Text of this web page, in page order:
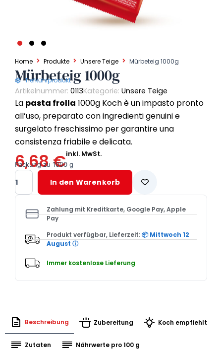
Home Produkte Unsere Teige Mürbeteig 1000g
Mürbeteig 1000g
Tiefkühlprodukt
Artikelnummer: 0113Kategorie: Unsere Teige
La pasta frolla 1000g Koch è un impasto pronto
all’uso, preparato con ingredienti genuini e
surgelato freschissimo per garantire una
consistenza friabile e delicata.
6,68€inkl. MwSt.
Packung zu 1000 g
Mürbeteig
1000g
Menge
In den Warenkorb
Zahlung mit Kreditkarte, Google Pay, Apple
Pay
Produkt verfügbar, Lieferzeit:📦 Mittwoch 12
August ⓘ
Immer kostenlose Lieferung
Beschreibung Zubereitung Koch empfiehlt
Zutaten Nährwerte pro 100 g